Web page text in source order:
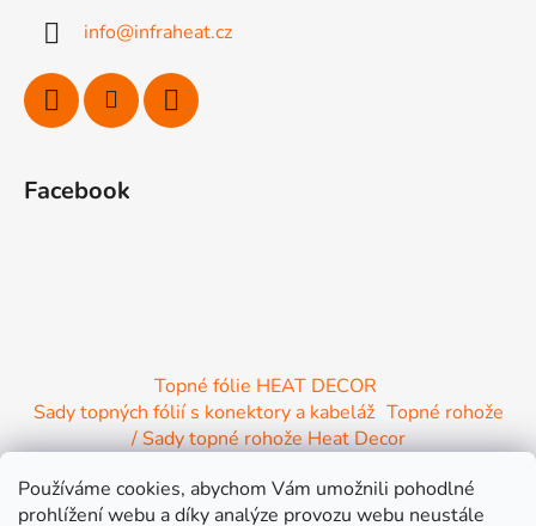
Používáme cookies, abychom Vám umožnili pohodlné
prohlížení webu a díky analýze provozu webu neustále
info@infraheat.cz
Facebook
Topné fólie HEAT DECOR
Sady topných fólií s konektory a kabeláž Topné rohože
/ Sady topné rohože Heat Decor
/ Instalační materiál / Topné Infrapanely
/ Relaxační lehátko NIRE s Infra ohřevem